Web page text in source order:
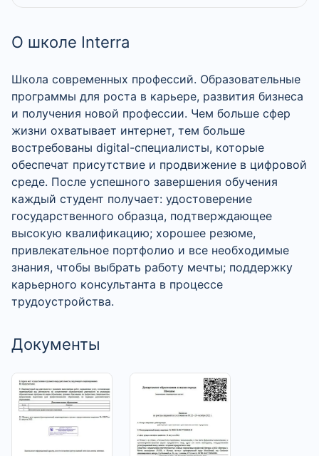
О школе Interra
Школа современных профессий. Образовательные
программы для роста в карьере, развития бизнеса
и получения новой профессии. Чем больше сфер
жизни охватывает интернет, тем больше
востребованы digital-специалисты, которые
обеспечат присутствие и продвижение в цифровой
среде. После успешного завершения обучения
каждый студент получает: удостоверение
государственного образца, подтверждающее
высокую квалификацию; хорошее резюме,
привлекательное портфолио и все необходимые
знания, чтобы выбрать работу мечты; поддержку
карьерного консультанта в процессе
трудоустройства.
Документы